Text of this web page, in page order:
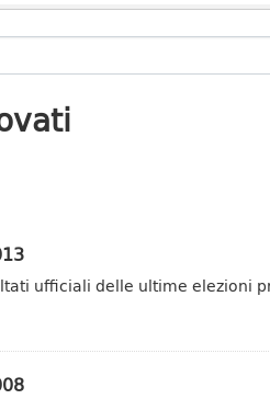
ufficiali delle ultime elezioni